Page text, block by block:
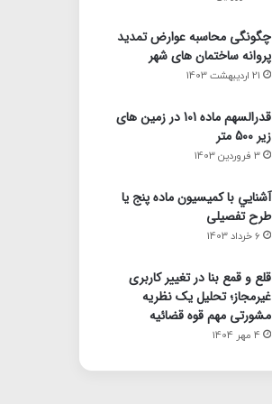
چگونگی محاسبه عوارض تمدید
پروانه ساختمان های شهر
21 اردیبهشت 1403
قدرالسهم ماده 101 در زمین های
زیر 500 متر
3 فروردین 1403
آشنايي با كميسيون ماده پنج یا
طرح تفصیلی
6 خرداد 1403
قلع و قمع بنا در تغییر کاربری
غیرمجاز؛ تحلیل یک نظریه
مشورتی مهم قوه قضائیه
4 مهر 1404